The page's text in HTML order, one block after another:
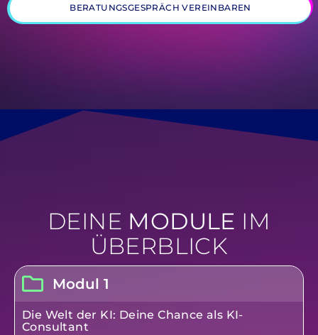
BERATUNGSGESPRÄCH VEREINBAREN
DEINE MODULE IM
ÜBERBLICK
Modul 1
Die Welt der KI: Deine Chance als KI-
Consultant